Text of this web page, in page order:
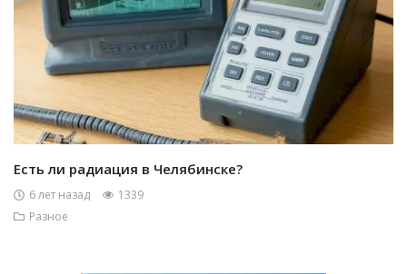
Есть ли радиация в Челябинске?
6 лет назад
1339
Разное